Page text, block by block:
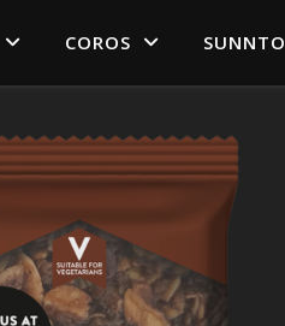
COROS SUNNTO